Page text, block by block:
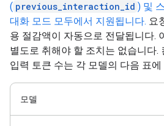
( previous_interaction_id ) 및
대화 모드 모두에서 지원됩니다. 요
용 절감액이 자동으로 전달됩니다.
별도로 취해야 할 조치는 없습니다.
입력 토큰 수는 각 모델의 다음 표
모델